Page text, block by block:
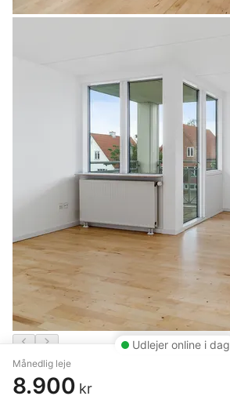
Udlejer online i dag
Månedlig leje
8.900 kr
3 vær. lejlighed på 75 m²